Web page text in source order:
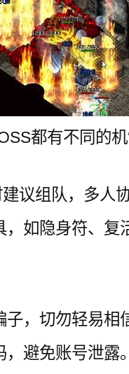
都有不同的
议组队，多人
如隐身符、复
，切勿轻易相
，避免账号泄露